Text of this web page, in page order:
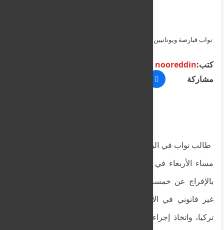
نواب قبارصة ويونانيين في البرلمان الأوروبي يطالبون بالإفراج عن
كتب:nooreddin
مشاركة
طالب نواب في البرلمان الأوروبي من قبرص واليونان
مساء الأربعاء في البرلمان الأوروبي في ستراسبورغ
بالإفراج عن خمسة قبارصة يونانيين محتجزين بشكل
غير قانوني في الأراضي القبرصية المحتلة من قبل
تركيا، واتخاذ إجراءات ضد أنقرة، وذلك خلال مناقشة